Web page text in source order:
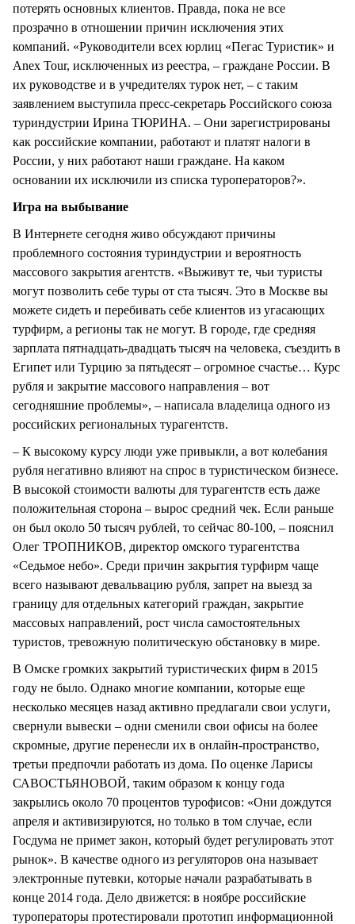
потерять основных клиентов. Правда, пока не все
прозрачно в отношении причин исключения этих
компаний. «Руководители всех юрлиц «Пегас Туристик» и
Anex Tour, исключенных из реестра, – граждане России. В
их руководстве и в учредителях турок нет, – с таким
заявлением выступила пресс-секретарь Российского союза
туриндустрии Ирина ТЮРИНА. – Они зарегистрированы
как российские компании, работают и платят налоги в
России, у них работают наши граждане. На каком
основании их исключили из списка туроператоров?».
Игра на выбывание
В Интернете сегодня живо обсуждают причины
проблемного состояния туриндустрии и вероятность
массового закрытия агентств. «Выживут те, чьи туристы
могут позволить себе туры от ста тысяч. Это в Москве вы
можете сидеть и перебивать себе клиентов из угасающих
турфирм, а регионы так не могут. В городе, где средняя
зарплата пятнадцать-двадцать тысяч на человека, съездить в
Египет или Турцию за пятьдесят – огромное счастье… Курс
рубля и закрытие массового направления – вот
сегодняшние проблемы», – написала владелица одного из
российских региональных турагентств.
– К высокому курсу люди уже привыкли, а вот колебания
рубля негативно влияют на спрос в туристическом бизнесе.
В высокой стоимости валюты для турагентств есть даже
положительная сторона – вырос средний чек. Если раньше
он был около 50 тысяч рублей, то сейчас 80-100, – пояснил
Олег ТРОПНИКОВ, директор омского турагентства
«Седьмое небо». Среди причин закрытия турфирм чаще
всего называют девальвацию рубля, запрет на выезд за
границу для отдельных категорий граждан, закрытие
массовых направлений, рост числа самостоятельных
туристов, тревожную политическую обстановку в мире.
В Омске громких закрытий туристических фирм в 2015
году не было. Однако многие компании, которые еще
несколько месяцев назад активно предлагали свои услуги,
свернули вывески – одни сменили свои офисы на более
скромные, другие перенесли их в онлайн-пространство,
третьи предпочли работать из дома. По оценке Ларисы
САВОСТЬЯНОВОЙ, таким образом к концу года
закрылись около 70 процентов турофисов: «Они дождутся
апреля и активизируются, но только в том случае, если
Госдума не примет закон, который будет регулировать этот
рынок». В качестве одного из регуляторов она называет
электронные путевки, которые начали разрабатывать в
конце 2014 года. Дело движется: в ноябре российские
туроператоры протестировали прототип информационной